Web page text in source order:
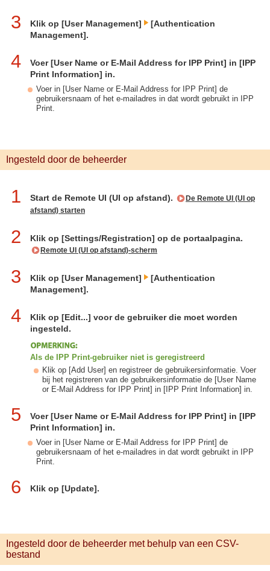
3 Klik op [User Management]
[Authentication
Management].
4
Voer [User Name or E-Mail Address for IPP Print] in [IPP
Print Information] in.
Voer in [User Name or E-Mail Address for IPP Print] de
gebruikersnaam of het e-mailadres in dat wordt gebruikt in IPP
Print.
Ingesteld door de beheerder
1 Start de Remote UI (UI op afstand).
De Remote UI (UI op
afstand) starten
2 Klik op [Settings/Registration] op de portaalpagina.
Remote UI (UI op afstand)-scherm
3 Klik op [User Management]
[Authentication
Management].
4
Klik op [Edit...] voor de gebruiker die moet worden
ingesteld.
Als de IPP Print-gebruiker niet is geregistreerd
Klik op [Add User] en registreer de gebruikersinformatie. Voer
bij het registreren van de gebruikersinformatie de [User Name
or E-Mail Address for IPP Print] in [IPP Print Information] in.
5
Voer [User Name or E-Mail Address for IPP Print] in [IPP
Print Information] in.
Voer in [User Name or E-Mail Address for IPP Print] de
gebruikersnaam of het e-mailadres in dat wordt gebruikt in IPP
Print.
6 Klik op [Update].
Ingesteld door de beheerder met behulp van een CSV-
bestand